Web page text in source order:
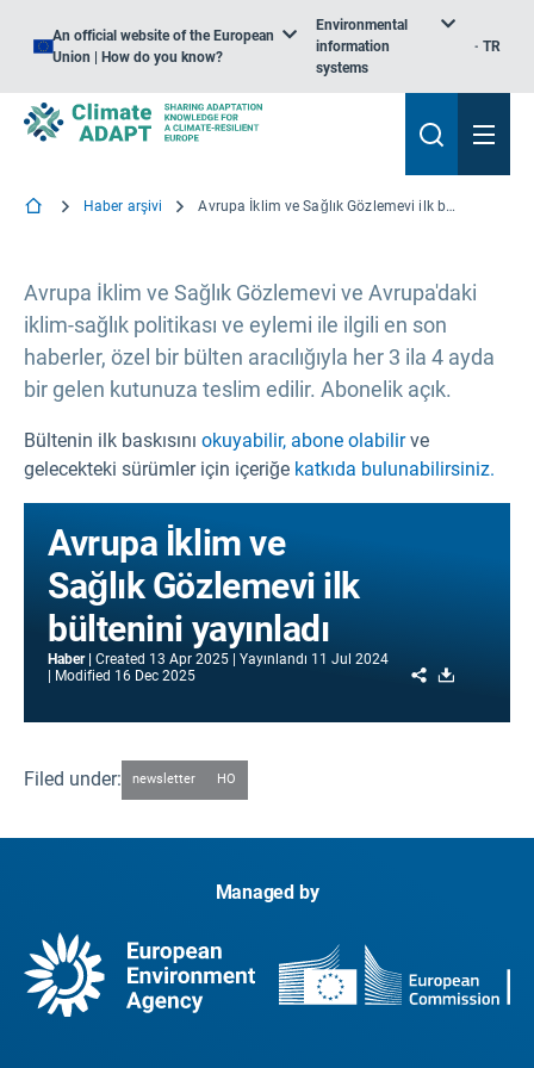
An official website of the European
Union | How do you know?
Environmental
information
systems
TR
Haber arşivi Avrupa İklim ve Sağlık Gözlemevi ilk bültenini yayınladı
Avrupa İklim ve Sağlık Gözlemevi ve Avrupa'daki
iklim-sağlık politikası ve eylemi ile ilgili en son
haberler, özel bir bülten aracılığıyla her 3 ila 4 ayda
bir gelen kutunuza teslim edilir. Abonelik açık.
Bültenin ilk baskısını okuyabilir, abone olabilirve
gelecekteki sürümler için içeriğe katkıda bulunabilirsiniz.
Avrupa İklim ve
Sağlık Gözlemevi ilk
bültenini yayınladı
Haber Created 13 Apr 2025 Yayınlandı 11 Jul 2024
Modified 16 Dec 2025 Share
Filed under: newsletter HO
Managed by